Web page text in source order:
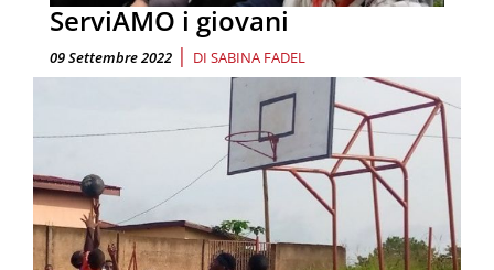
ServiAMO i giovani
09 Settembre 2022 | DI SABINA FADEL